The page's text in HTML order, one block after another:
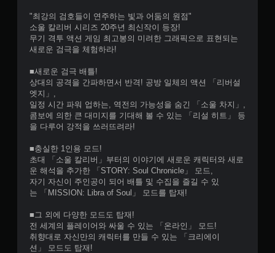
"최강의 검호들이 연주하는 빛과 어둠의 원점"
소울 칼리버 시리즈 20주년 최신작이 등장!
무기 격투 액션 게임 최고봉의 미려한 그래픽으로 표현되는
새로운 검극을 체험하라!
■새로운 검극 배틀!
상대의 공격을 간파하면서 반격! 공방 일체의 액션 「리버설
엣지」,
일정 시간 파워 업하는, 역전의 가능성을 숨긴 「소울 차지」,
콤보에 의한 큰 대미지를 기대해 볼 수 있는 「리설 히트」 등
을 다루어 강적을 쓰러뜨려라!
■충실한 1인용 모드!
초대 「소울 칼리버」부터의 이야기에 새로운 캐릭터와 새로
운 해석을 추가한 「STORY: Soul Chronicle」 모드,
자기 자신이 주인공이 되어 배틀 및 수집을 즐길 수 있
는 「MISSION: Libra of Soul」 모드를 탑재!
■그 외에 다양한 모드도 탑재!
전 세계의 플레이어와 싸울 수 있는 「온라인」 모드!
취향대로 자신만의 캐릭터를 만들 수 있는 「크리에이
션」 모드도 탑재!